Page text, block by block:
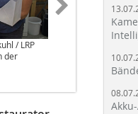
/ LRP
der
Foto: Sabine Lepsky